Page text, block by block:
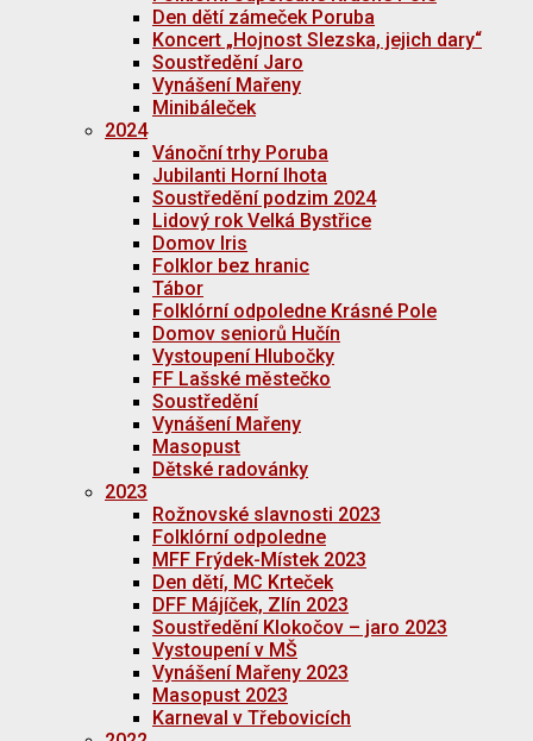
Den dětí zámeček Poruba
Koncert „Hojnost Slezska, jejich dary“
Soustředění Jaro
Vynášení Mařeny
Minibáleček
2024
Vánoční trhy Poruba
Jubilanti Horní lhota
Soustředění podzim 2024
Lidový rok Velká Bystřice
Domov Iris
Folklor bez hranic
Tábor
Folklórní odpoledne Krásné Pole
Domov seniorů Hučín
Vystoupení Hlubočky
FF Lašské městečko
Soustředění
Vynášení Mařeny
Masopust
Dětské radovánky
2023
Rožnovské slavnosti 2023
Folklórní odpoledne
MFF Frýdek-Místek 2023
Den dětí, MC Krteček
DFF Májíček, Zlín 2023
Soustředění Klokočov – jaro 2023
Vystoupení v MŠ
Vynášení Mařeny 2023
Masopust 2023
Karneval v Třebovicích